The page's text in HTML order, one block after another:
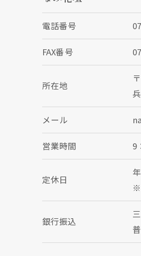
電話番号
FAX番号
所在地
メール
営業時間 9
定休日
※
銀行振込